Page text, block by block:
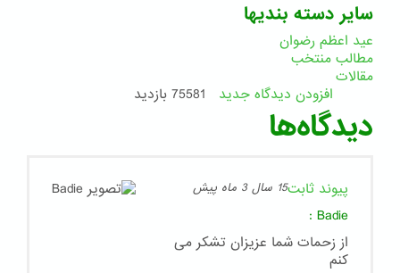
سایر دسته بندیها
عید اعظم رضوان
مطالب منتخب
مقالات
افزودن دیدگاه جدید
75581 بازدید
دیدگاه‌ها
پیوند ثابت15 سال 3 ماه پیش
Badie
:
از زحمات شما عزیزان تشکر می
کنم